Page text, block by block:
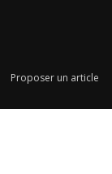
Proposer un article